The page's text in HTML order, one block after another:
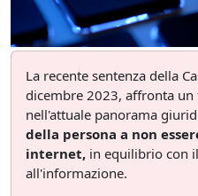
La recente sentenza della
dicembre 2023, affronta
nell'attuale panorama
della persona a non
internet, in equilibrio con
all'informazione.